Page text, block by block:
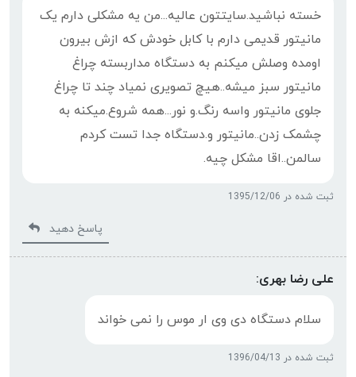
خسته نباشید.سایتتون عالیه...من یه مشکلی دارم یک
مانیتور قدیمی دارم با کابل خودش که ازش بیرون
اومده وصلش میکنم به دستگاه مداربسته چراغ
مانیتور سبز میشه..هیچ تصویری نمیاد چند تا چراغ
جلوی مانیتور واسه رنگ.و نور...همه شروع.میکنه به
چشمک زدن..مانیتور و.دستگاه جدا تست کردم
سالمن..اقا مشکل چیه.
ثبت شده در 1395/12/06
پاسخ دهید
علی رضا بهری:
سلام دستگاه دی وی ار موس را نمی خواند
ثبت شده در 1396/04/13